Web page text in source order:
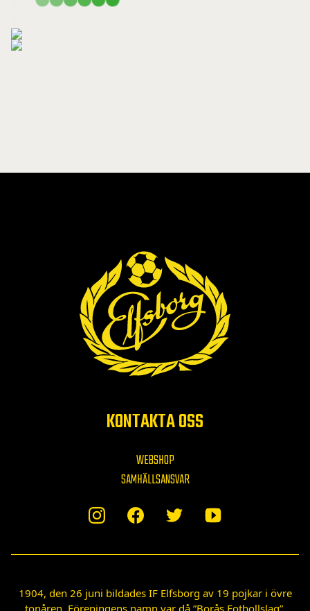
KONTAKTA OSS
WEBSHOP
SAMHÄLLSANSVAR
1904, den 26 juni bildades IF Elfsborg av 19 pojkar i övre